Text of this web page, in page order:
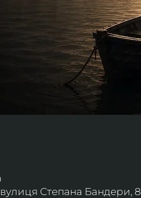
Степана Бандери, 8,